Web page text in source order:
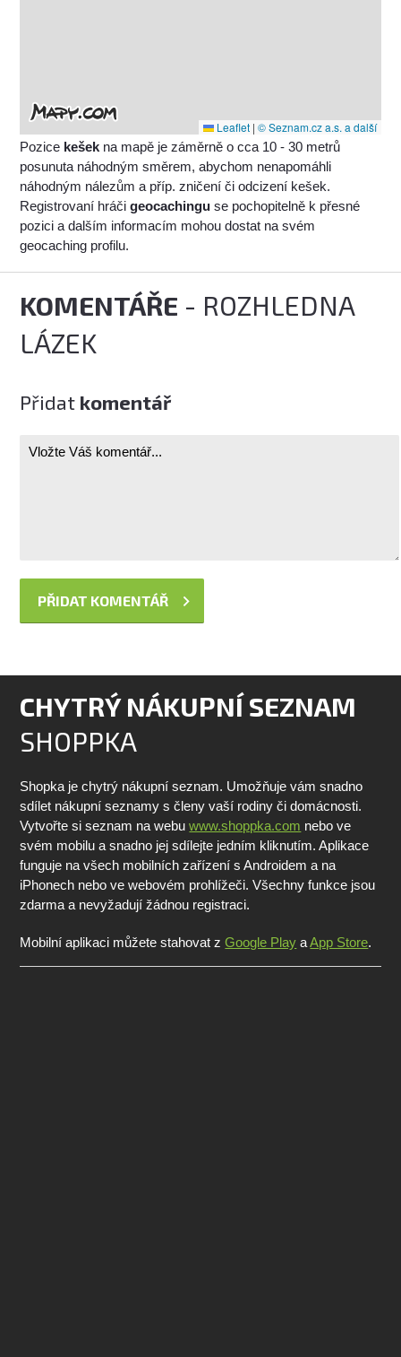
Leaflet | © Seznam.cz a.s. a další
Pozice kešek na mapě je záměrně o cca 10 - 30 metrů
posunuta náhodným směrem, abychom nenapomáhli
náhodným nálezům a příp. zničení či odcizení kešek.
Registrovaní hráčigeocachingu se pochopitelně k přesné
pozici a dalším informacím mohou dostat na svém
geocaching profilu.
KOMENTÁŘE - ROZHLEDNA
LÁZEK
Přidat komentář
CHYTRÝ NÁKUPNÍ SEZNAM
SHOPPKA
Shopka je chytrý nákupní seznam. Umožňuje vám snadno
sdílet nákupní seznamy s členy vaší rodiny či domácnosti.
Vytvořte si seznam na webuwww.shoppka.com nebo ve
svém mobilu a snadno jej sdílejte jedním kliknutím. Aplikace
funguje na všech mobilních zařízení s Androidem a na
iPhonech nebo ve webovém prohlížeči. Všechny funkce jsou
zdarma a nevyžadují žádnou registraci.
Mobilní aplikaci můžete stahovat zGoogle Play aApp Store.